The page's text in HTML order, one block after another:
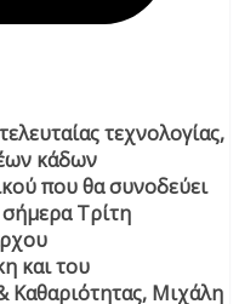
τεχνολογίας,
κάδων
που θα συνοδεύει
Τρίτη
και του
Καθαριότητας, Μιχάλη